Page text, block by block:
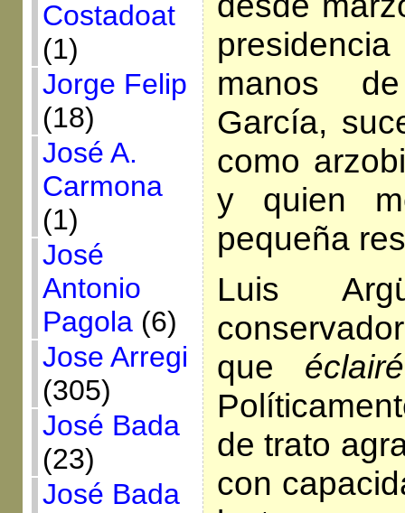
Costadoat
(1)
Jorge Felip
(18)
José A.
Carmona
(1)
José
Antonio
Pagola(6)
Jose Arregi
(305)
José Bada
(23)
José Bada
manos
García,
como
y quien
pequeña
Luis
que
de trato
con